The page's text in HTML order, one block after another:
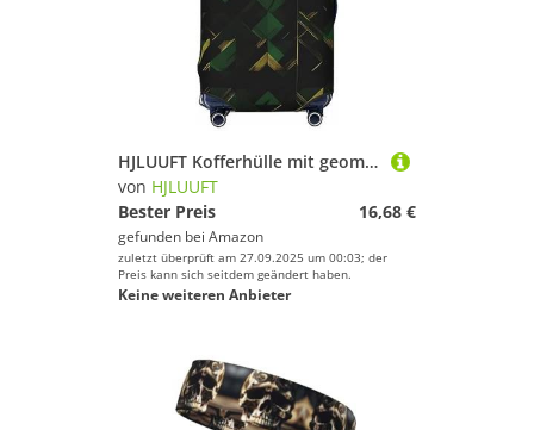
HJLUUFT Kofferhülle mit geometrischem Druck, schwarz, grün und gold, Reisegepäckabdeckung, waschbar, kratzfest, Schwarz / Grün, Schwarz , S
von HJLUUFT
Bester Preis
16,68 €
gefunden bei Amazon
zuletzt überprüft am 27.09.2025 um 00:03; der
Preis kann sich seitdem geändert haben.
Keine weiteren Anbieter